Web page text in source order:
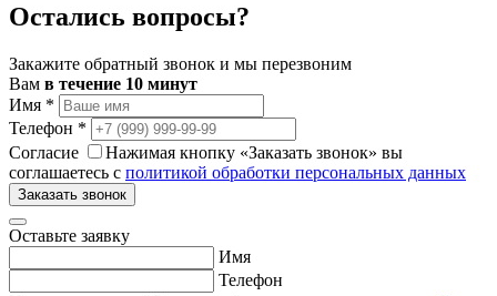
Остались вопросы?
Закажите обратный звонок и мы перезвоним
Вам в течение 10 минут
Имя *
Телефон *
Согласие
Нажимая кнопку «Заказать звонок» вы
соглашаетесь с политикой обработки персональных данных
Заказать звонок
Оставьте заявку
Имя
Телефон